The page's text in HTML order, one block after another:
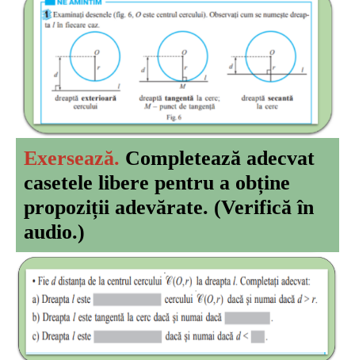
Exersează. Completează adecvat
casetele libere pentru a obține
propoziții adevărate. (Verifică în
audio.)